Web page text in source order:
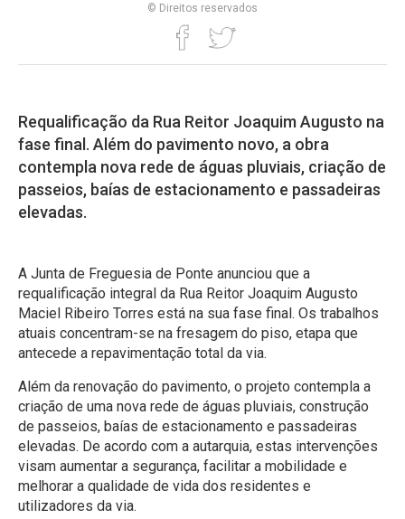
© Direitos reservados
Requalificação da Rua Reitor Joaquim Augusto na
fase final. Além do pavimento novo, a obra
contempla nova rede de águas pluviais, criação de
passeios, baías de estacionamento e passadeiras
elevadas.
A Junta de Freguesia de Ponte anunciou que a
requalificação integral da Rua Reitor Joaquim Augusto
Maciel Ribeiro Torres está na sua fase final. Os trabalhos
atuais concentram-se na fresagem do piso, etapa que
antecede a repavimentação total da via.
Além da renovação do pavimento, o projeto contempla a
criação de uma nova rede de águas pluviais, construção
de passeios, baías de estacionamento e passadeiras
elevadas. De acordo com a autarquia, estas intervenções
visam aumentar a segurança, facilitar a mobilidade e
melhorar a qualidade de vida dos residentes e
utilizadores da via.